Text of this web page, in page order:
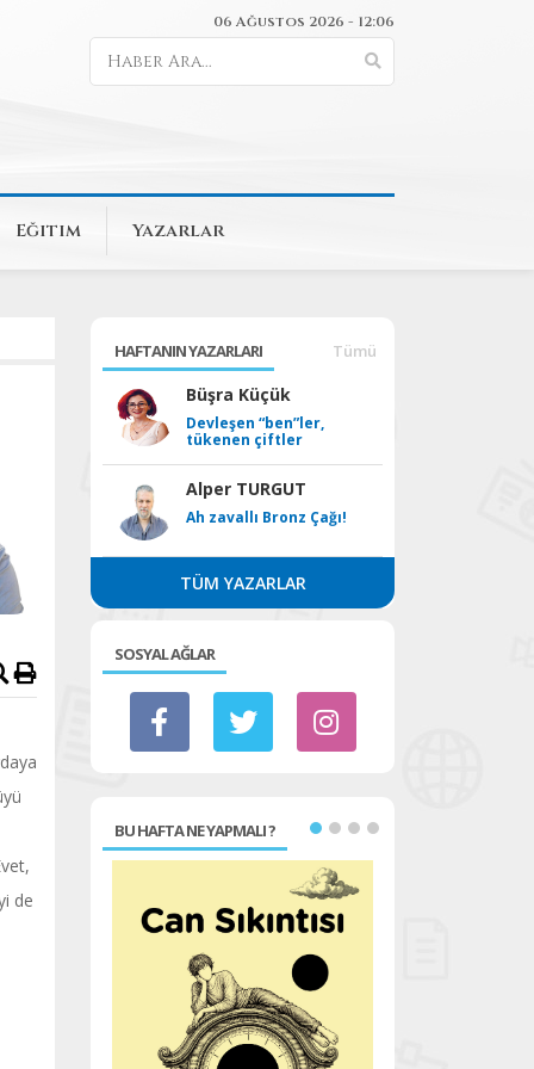
06 Ağustos 2026 - 12:06
Eğitim Yazarlar
de
HAFTANIN YAZARLARI Tümü
Büşra Küçük
Devleşen “ben”ler,
tükenen çiftler
Alper TURGUT
Ah zavallı Bronz Çağı!
TÜM YAZARLAR
SOSYAL AĞLAR
BU HAFTA NE YAPMALI ?